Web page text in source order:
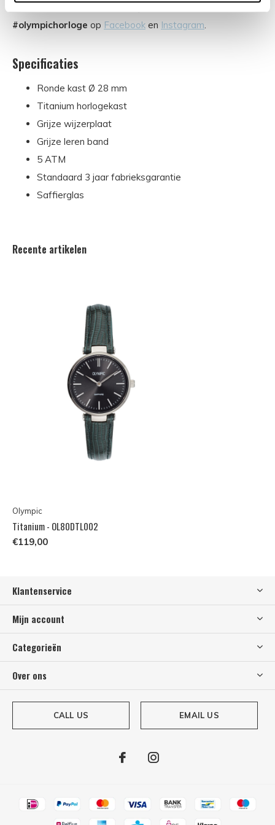
opdoen? Volg ons en tag@olympic.horlogesof gebruik
#olympichorloge op Facebook en Instagram.
Specificaties
Ronde kast Ø 28 mm
Titanium horlogekast
Grijze wijzerplaat
Grijze leren band
5 ATM
Standaard 3 jaar fabrieksgarantie
Saffierglas
Recente artikelen
Olympic
Titanium - OL80DTL002
€119,00
Klantenservice
Mijn account
Categorieën
Over ons
CALL US EMAIL US